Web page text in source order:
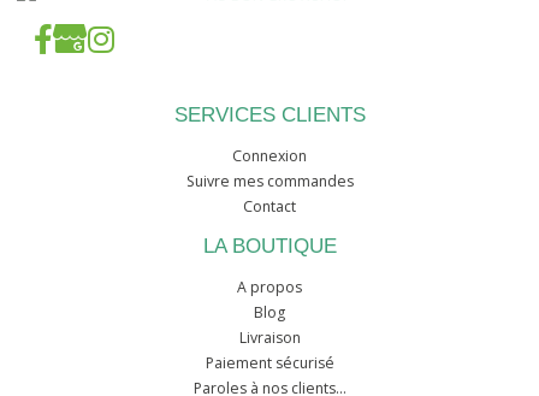
SERVICES CLIENTS
Connexion
Suivre mes commandes
Contact
LA BOUTIQUE
A propos
Blog
Livraison
Paiement sécurisé
Paroles à nos clients...